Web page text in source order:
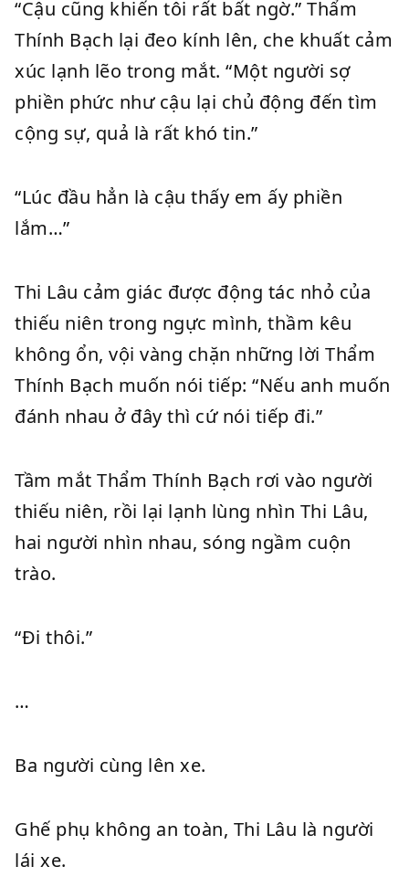
“Cậu cũng khiến tôi rất bất ngờ.” Thẩm
Thính Bạch lại đeo kính lên, che khuất cảm
xúc lạnh lẽo trong mắt. “Một người sợ
phiền phức như cậu lại chủ động đến tìm
cộng sự, quả là rất khó tin.”
“Lúc đầu hẳn là cậu thấy em ấy phiền
lắm…”
Thi Lâu cảm giác được động tác nhỏ của
thiếu niên trong ngực mình, thầm kêu
không ổn, vội vàng chặn những lời Thẩm
Thính Bạch muốn nói tiếp: “Nếu anh muốn
đánh nhau ở đây thì cứ nói tiếp đi.”
Tầm mắt Thẩm Thính Bạch rơi vào người
thiếu niên, rồi lại lạnh lùng nhìn Thi Lâu,
hai người nhìn nhau, sóng ngầm cuộn
trào.
“Đi thôi.”
…
Ba người cùng lên xe.
Ghế phụ không an toàn, Thi Lâu là người
lái xe.